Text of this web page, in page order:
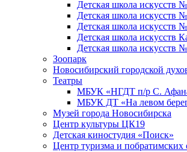
Детская школа искусств
Детская школа искусств
Детская школа
Детская школа искусств
Детская школа искусств
Зоопарк
Новосибирский городской
Театры
МБУК «НГДТ п/р С.
МБУК ДТ «На левом
Музей города Новосибирска
Центр культуры ЦК19
Детская киностудия «Поиск»
Центр туризма и